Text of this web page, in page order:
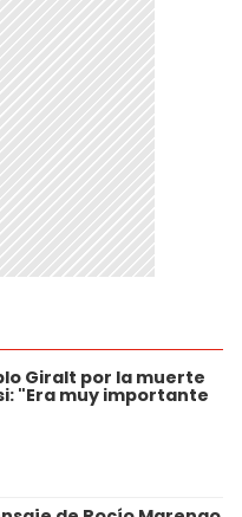
Giralt por la muerte
"Era muy importante